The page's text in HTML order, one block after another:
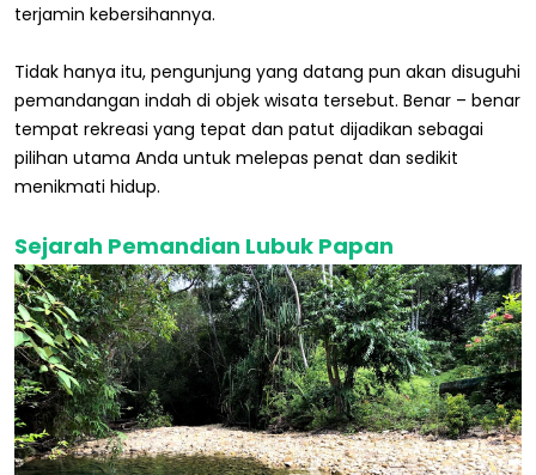
terjamin kebersihannya.
Tidak hanya itu, pengunjung yang datang pun akan disuguhi
pemandangan indah di objek wisata tersebut. Benar – benar
tempat rekreasi yang tepat dan patut dijadikan sebagai
pilihan utama Anda untuk melepas penat dan sedikit
menikmati hidup.
Sejarah Pemandian Lubuk Papan